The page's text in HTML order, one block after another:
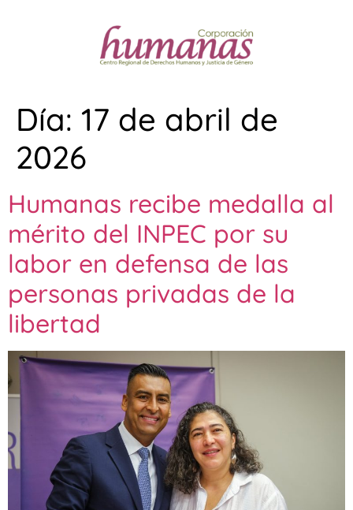
Día: 17 de abril de
2026
Humanas recibe medalla al
mérito del INPEC por su
labor en defensa de las
personas privadas de la
libertad